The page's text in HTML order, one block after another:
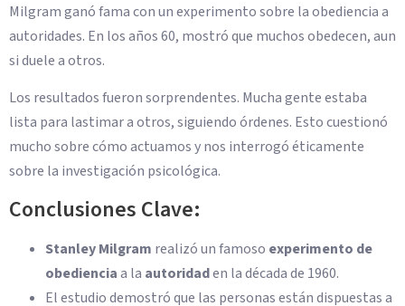
Milgram ganó fama con un experimento sobre la obediencia a
autoridades. En los años 60, mostró que muchos obedecen, aun
si duele a otros.
Los resultados fueron sorprendentes. Mucha gente estaba
lista para lastimar a otros, siguiendo órdenes. Esto cuestionó
mucho sobre cómo actuamos y nos interrogó éticamente
sobre la investigación psicológica.
Conclusiones Clave:
Stanley Milgram realizó un famoso experimento de
obedienciaa la autoridaden la década de 1960.
El estudio demostró que las personas están dispuestas a